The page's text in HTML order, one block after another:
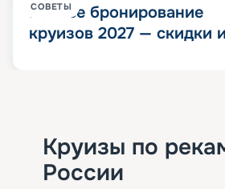
СОВЕТЫ
Раннее бронирование
круизов 2027 — скидки и
Круизы по
России